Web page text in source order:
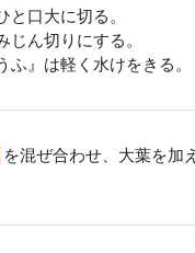
と口大に切る。
じん切りにする。
ふ』は軽く水けをきる。
を混ぜ合わせ、大葉を加